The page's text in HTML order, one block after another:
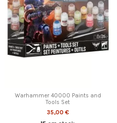
Warhammer 40000 Paints and
Tools Set
35,00 €